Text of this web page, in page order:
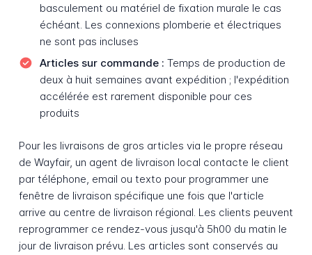
basculement ou matériel de fixation murale le cas
échéant. Les connexions plomberie et électriques
ne sont pas incluses
Articles sur commande : Temps de production de
deux à huit semaines avant expédition ; l'expédition
accélérée est rarement disponible pour ces
produits
Pour les livraisons de gros articles via le propre réseau
de Wayfair, un agent de livraison local contacte le client
par téléphone, email ou texto pour programmer une
fenêtre de livraison spécifique une fois que l'article
arrive au centre de livraison régional. Les clients peuvent
reprogrammer ce rendez-vous jusqu'à 5h00 du matin le
jour de livraison prévu. Les articles sont conservés au